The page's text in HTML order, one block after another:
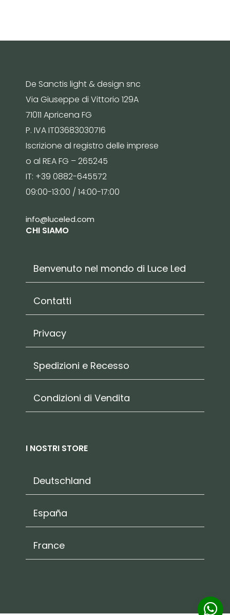
De Sanctis light & design snc
Via Giuseppe di Vittorio 129A
71011 Apricena FG
P. IVA IT03683030716
Iscrizione al registro delle imprese
o al REA FG – 265245
IT: +39 0882-645572
09:00-13:00 / 14:00-17:00
info@luceled.com
CHI SIAMO
Benvenuto nel mondo di Luce Led
Contatti
Privacy
Spedizioni e Recesso
Condizioni di Vendita
I NOSTRI STORE
Deutschland
España
France